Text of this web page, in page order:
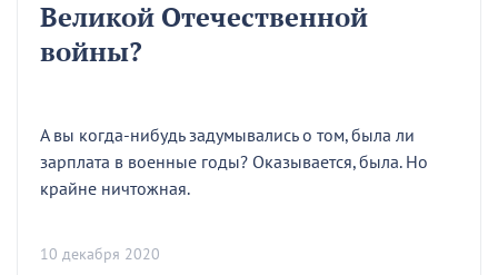
10 декабря 2020
Великой Отечественной
войны?
А вы когда-нибудь задумывались о том, была ли
зарплата в военные годы? Оказывается, была. Но
крайне ничтожная.